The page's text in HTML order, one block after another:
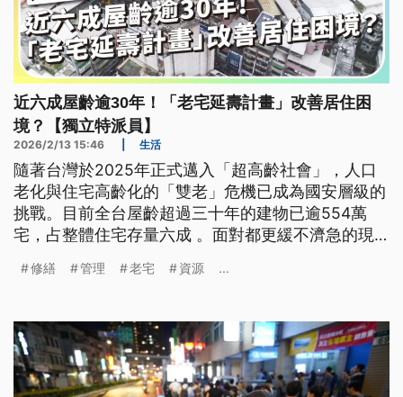
近六成屋齡逾30年！「老宅延壽計畫」改善居住困
境？【獨立特派員】
2026/2/13 15:46 生活
隨著台灣於2025年正式邁入「超高齡社會」，人口
老化與住宅高齡化的「雙老」危機已成為國安層級的
挑戰。目前全台屋齡超過三十年的建物已逾554萬
宅，占整體住宅存量六成 。面對都更緩不濟急的現
政策重心由傳統的「拆除重建」轉向「整建維護」，
際執行層面上，仍面臨基層社區管理組織缺失、行政
流程繁瑣及物理環境限制等多重阻礙。如何在資源有
限的情況下，確保補助能精準進入最需要的社區，並
逐步建立長期修繕文化，將是台灣實現「人屋共老」
修繕 管理 老宅 資源 ...